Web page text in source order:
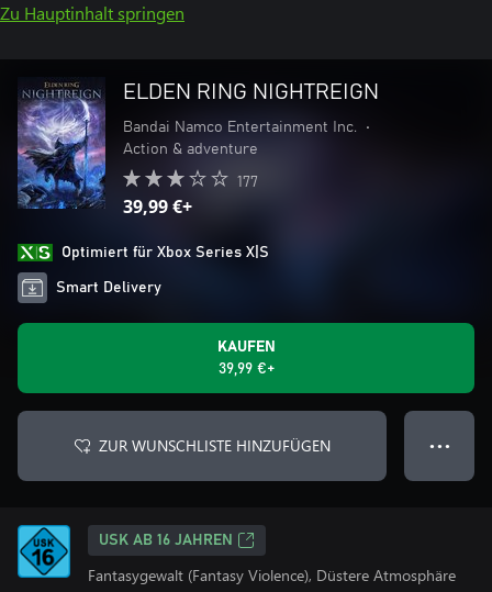
Zu Hauptinhalt springen
ELDEN RING NIGHTREIGN
Bandai Namco Entertainment Inc.
•
Action & adventure
177
39,99 €+
Optimiert für Xbox Series X|S
Smart Delivery
KAUFEN
39,99 €+
ZUR WUNSCHLISTE HINZUFÜGEN ● ● ●
USK AB 16 JAHREN
Fantasygewalt (Fantasy Violence), Düstere Atmosphäre